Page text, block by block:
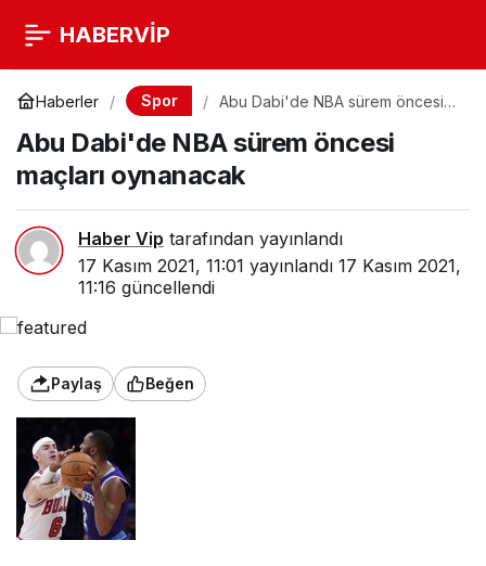
HABERVİP
Haberler Spor
Abu Dabi'de NBA sürem öncesi
Abu Dabi'de NBA sürem öncesi
maçları oynanacak
Haber Vip tarafından yayınlandı
17 Kasım 2021, 11:01 yayınlandı 17 Kasım 2021,
11:16 güncellendi
Paylaş Beğen